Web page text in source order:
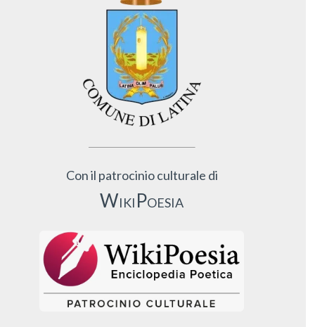
Con il patrocinio culturale di
WikiPoesia